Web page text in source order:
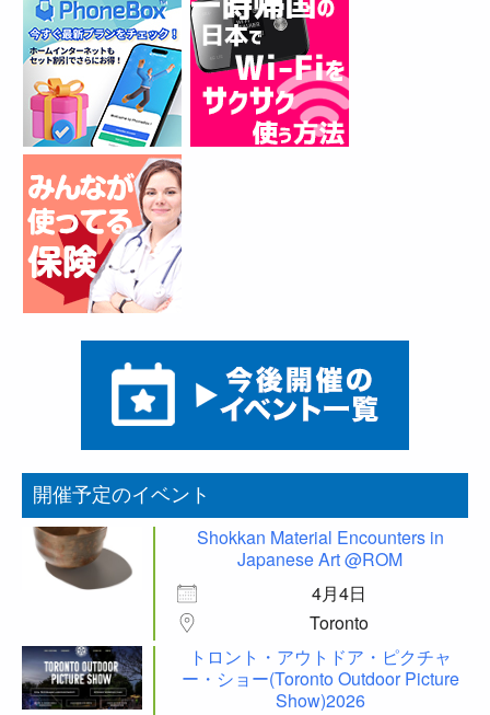
開催予定のイベント
Shokkan Material Encounters in
Japanese Art @ROM
4月4日
Toronto
トロント・アウトドア・ピクチャ
ー・ショー(Toronto Outdoor Picture
Show)2026